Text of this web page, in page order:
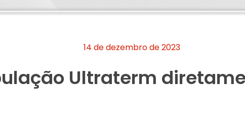
14 de dezembro de 2023
Ultraterm